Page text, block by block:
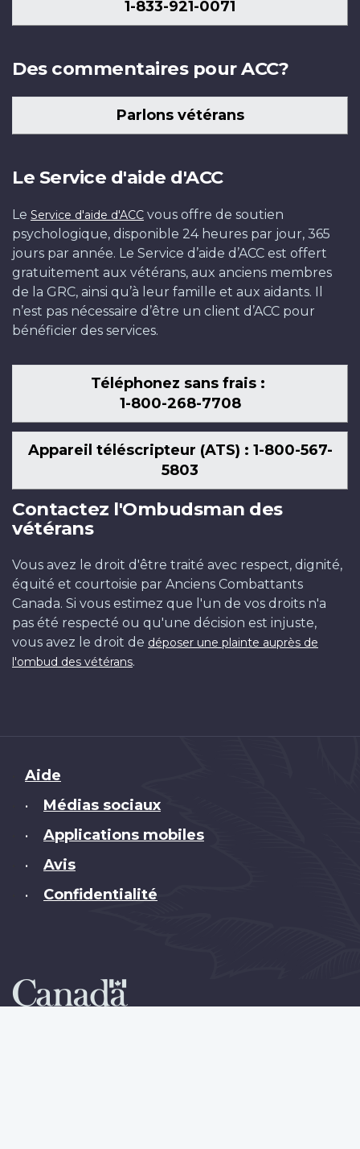
1-833-921-0071
Des commentaires pour ACC?
Parlons vétérans
Le Service d'aide d'ACC
Le Service d'aide d'ACC vous offre de soutien
psychologique, disponible 24 heures par jour, 365
jours par année. Le Service d’aide d’ACC est offert
gratuitement aux vétérans, aux anciens membres
de la GRC, ainsi qu’à leur famille et aux aidants. Il
n’est pas nécessaire d’être un client d’ACC pour
bénéficier des services.
Téléphonez sans frais :
1-800-268-7708
Appareil téléscripteur (ATS) : 1-800-567-
5803
Contactez l'Ombudsman des
vétérans
Vous avez le droit d'être traité avec respect, dignité,
équité et courtoisie par Anciens Combattants
Canada. Si vous estimez que l'un de vos droits n'a
pas été respecté ou qu'une décision est injuste,
vous avez le droit de déposer une plainte auprès de
l'ombud des vétérans.
Brand
Aide
• Médias sociaux
• Applications mobiles
• Avis
• Confidentialité